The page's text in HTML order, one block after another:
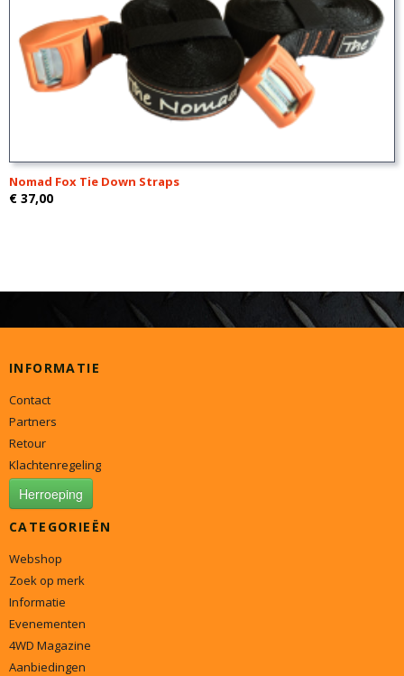
Nomad Fox Tie Down Straps
€ 37,00
INFORMATIE
Contact
Partners
Retour
Klachtenregeling
Herroeping
CATEGORIEËN
Webshop
Zoek op merk
Informatie
Evenementen
4WD Magazine
Aanbiedingen